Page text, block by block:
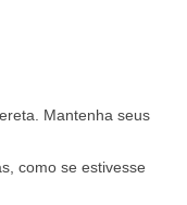
Mantenha seus
como se estivesse